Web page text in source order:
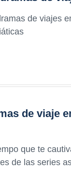
de viajes
de viaje
que te
de las series